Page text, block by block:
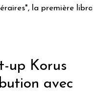
la première librairie du
up Korus
avec